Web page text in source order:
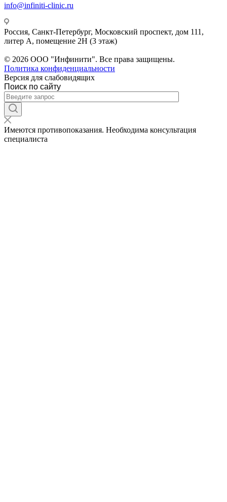
info@infiniti-clinic.ru
Россия, Санкт-Петербург, Московский проспект, дом 111,
литер А, помещение 2Н (3 этаж)
© 2026 ООО "Инфинити". Все права защищены.
Политика конфиденциальности
Версия для слабовидящих
Поиск по сайту
Имеются противопоказания. Необходима консультация
специалиста